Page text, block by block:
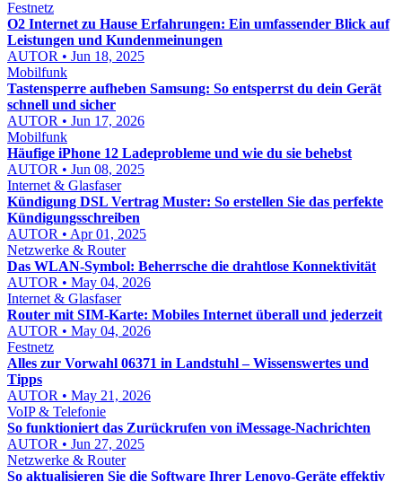
Festnetz
O2 Internet zu Hause Erfahrungen: Ein umfassender Blick auf
Leistungen und Kundenmeinungen
AUTOR • Jun 18, 2025
Mobilfunk
Tastensperre aufheben Samsung: So entsperrst du dein Gerät
schnell und sicher
AUTOR • Jun 17, 2026
Mobilfunk
Häufige iPhone 12 Ladeprobleme und wie du sie behebst
AUTOR • Jun 08, 2025
Internet & Glasfaser
Kündigung DSL Vertrag Muster: So erstellen Sie das perfekte
Kündigungsschreiben
AUTOR • Apr 01, 2025
Netzwerke & Router
Das WLAN-Symbol: Beherrsche die drahtlose Konnektivität
AUTOR • May 04, 2026
Internet & Glasfaser
Router mit SIM-Karte: Mobiles Internet überall und jederzeit
AUTOR • May 04, 2026
Festnetz
Alles zur Vorwahl 06371 in Landstuhl – Wissenswertes und
Tipps
AUTOR • May 21, 2026
VoIP & Telefonie
So funktioniert das Zurückrufen von iMessage-Nachrichten
AUTOR • Jun 27, 2025
Netzwerke & Router
So aktualisieren Sie die Software Ihrer Lenovo-Geräte effektiv